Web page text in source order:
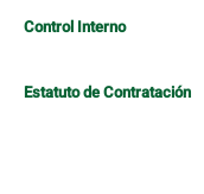
Control Interno
Estatuto de Contratación